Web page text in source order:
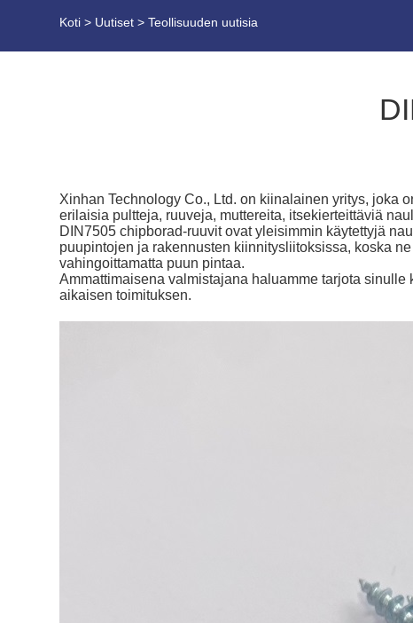
Koti > Uutiset >Teollisuuden uutisia
Xinhan Technology Co., Ltd. on kiinalainen yritys, joka
erilaisia ​​pultteja, ruuveja, muttereita, itsekierteittäviä
DIN7505 chipborad-ruuvit ovat yleisimmin käytettyjä
puupintojen ja rakennusten kiinnitysliitoksissa, koska
vahingoittamatta puun pintaa.
Ammattimaisena valmistajana haluamme tarjota
aikaisen toimituksen.